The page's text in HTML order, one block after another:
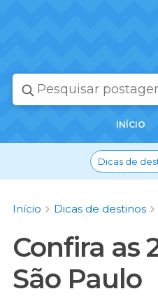
PÁGINA
INÍCIO
Dicas de
Início Dicas de destinos
Confira as
São Paulo